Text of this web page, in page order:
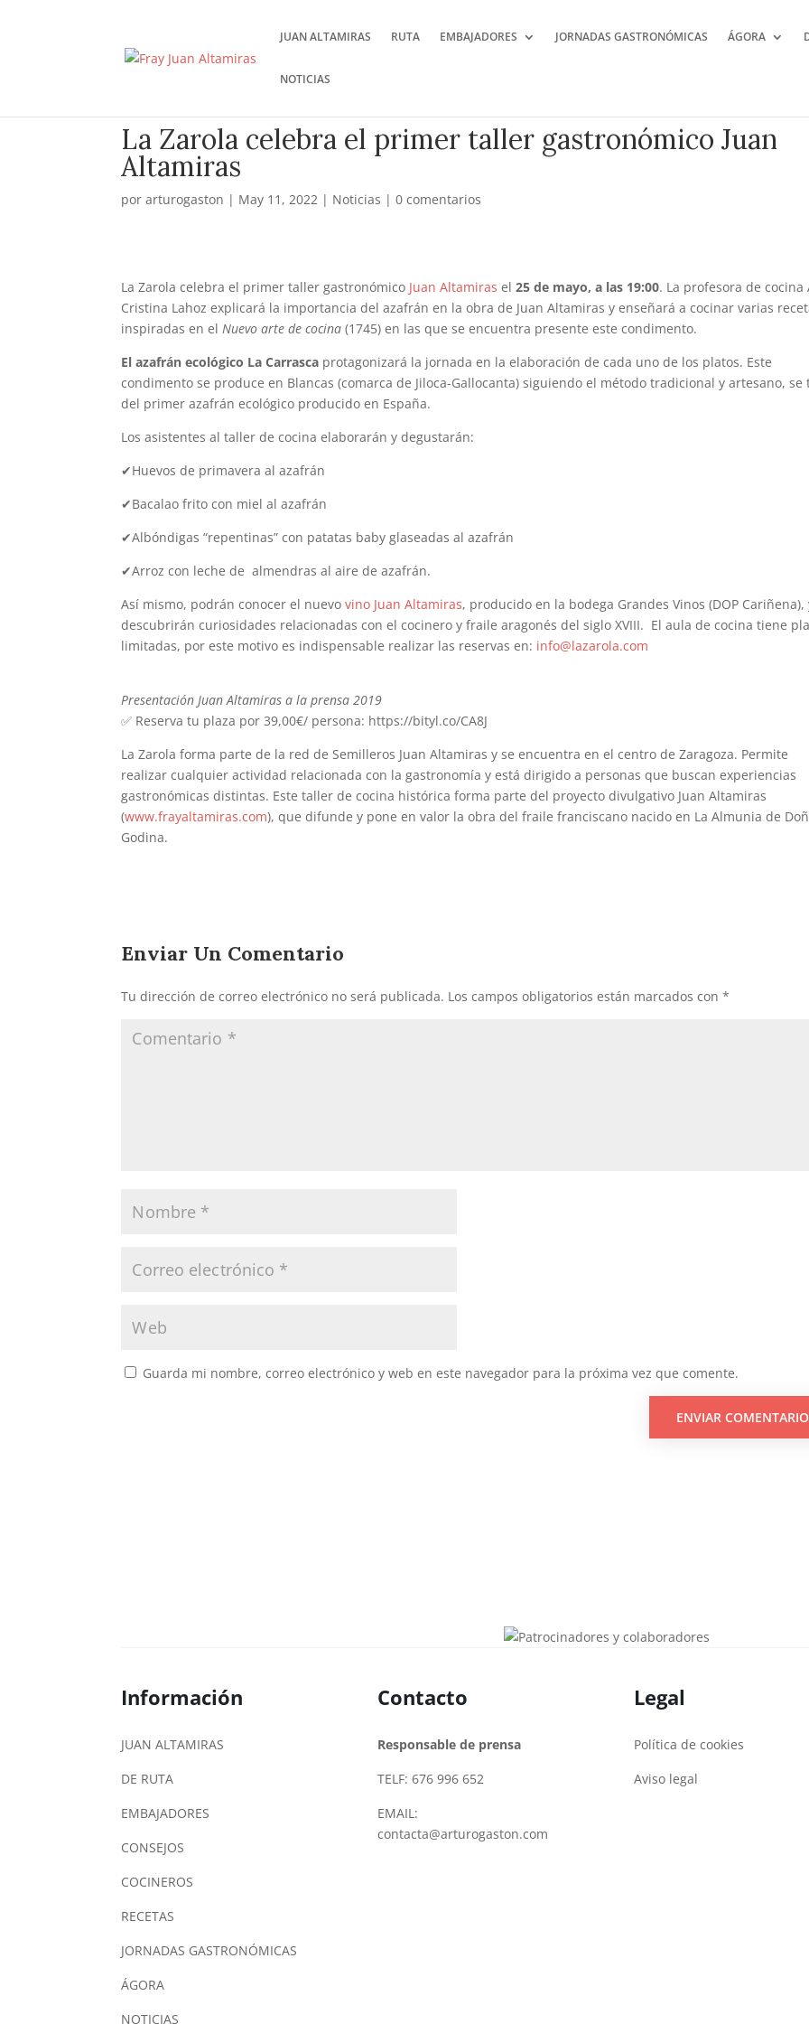
JUAN ALTAMIRAS RUTA EMBAJADORES JORNADAS GASTRONÓMICAS ÁGORA
NOTICIAS
La Zarola celebra el primer taller gastronómico Juan
Altamiras
porarturogaston | May 11, 2022 | Noticias |0 comentarios
La Zarola celebra el primer taller gastronómico Juan Altamiras el25 de mayo, a las 19:00. La profesora de cocina
Cristina Lahoz explicará la importancia del azafrán en la obra de Juan Altamiras y enseñará a cocinar varias
inspiradas en el Nuevo arte de cocina (1745) en las que se encuentra presente este condimento.
El azafrán ecológico La Carrasca protagonizará la jornada en la elaboración de cada uno de los platos. Este
condimento se produce en Blancas (comarca de Jiloca-Gallocanta) siguiendo el método tradicional y artesano, se
del primer azafrán ecológico producido en España.
Los asistentes al taller de cocina elaborarán y degustarán:
✔Huevos de primavera al azafrán
✔Bacalao frito con miel al azafrán
✔Albóndigas “repentinas” con patatas baby glaseadas al azafrán
✔Arroz con leche de almendras al aire de azafrán.
Así mismo, podrán conocer el nuevo vino Juan Altamiras, producido en la bodega Grandes Vinos (DOP Cariñena),
descubrirán curiosidades relacionadas con el cocinero y fraile aragonés del siglo XVIII. El aula de cocina tiene
limitadas, por este motivo es indispensable realizar las reservas en: info@lazarola.com
Presentación Juan Altamiras a la prensa 2019
✅ Reserva tu plaza por 39,00€/ persona: https://bityl.co/CA8J
La Zarola forma parte de la red de Semilleros Juan Altamiras y se encuentra en el centro de Zaragoza. Permite
realizar cualquier actividad relacionada con la gastronomía y está dirigido a personas que buscan experiencias
gastronómicas distintas. Este taller de cocina histórica forma parte del proyecto divulgativo Juan Altamiras
(www.frayaltamiras.com), que difunde y pone en valor la obra del fraile franciscano nacido en La Almunia de
Godina.
Enviar Un Comentario
Tu dirección de correo electrónico no será publicada. Los campos obligatorios están marcados con*
Guarda mi nombre, correo electrónico y web en este navegador para la próxima vez que comente.
Información
JUAN ALTAMIRAS
DE RUTA
EMBAJADORES
CONSEJOS
COCINEROS
RECETAS
JORNADAS GASTRONÓMICAS
ÁGORA
NOTICIAS
Contacto
Responsable de prensa
TELF: 676 996 652
EMAIL:
contacta@arturogaston.com
Legal
Política de cookies
Aviso legal